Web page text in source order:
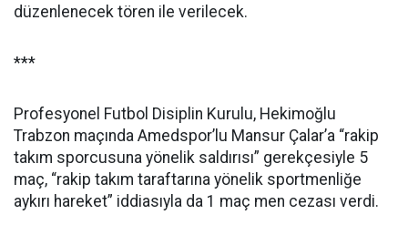
düzenlenecek tören ile verilecek.
***
Profesyonel Futbol Disiplin Kurulu, Hekimoğlu
Trabzon maçında Amedspor’lu Mansur Çalar’a “rakip
takım sporcusuna yönelik saldırısı” gerekçesiyle 5
maç, “rakip takım taraftarına yönelik sportmenliğe
aykırı hareket” iddiasıyla da 1 maç men cezası verdi.